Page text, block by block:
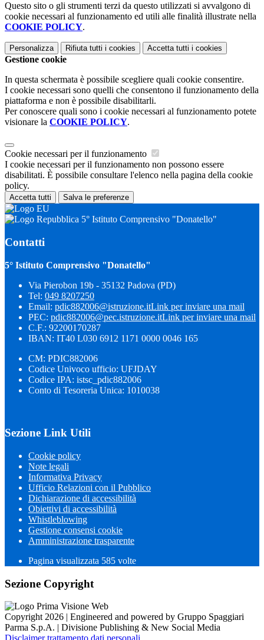
Questo sito o gli strumenti terzi da questo utilizzati si avvalgono di
cookie necessari al funzionamento ed utili alle finalità illustrate nella
COOKIE POLICY.
Personalizza Rifiuta tutti i cookies Accetta tutti i cookies
Gestione cookie
In questa schermata è possibile scegliere quali cookie consentire.
I cookie necessari sono quelli che consentono il funzionamento della
piattaforma e non è possibile disabilitarli.
Per conoscere quali sono i cookie necessari al funzionamento potete
visionare la COOKIE POLICY.
Cookie necessari per il funzionamento
I cookie necessari per il funzionamento non possono essere
disabilitati. È possibile consultare l'elenco nella pagina della cookie
policy.
Accetta tutti Salva le preferenze
5° Istituto Comprensivo "Donatello"
Contatti
5° Istituto Comprensivo "Donatello"
Via Pierobon 19b - 35132 Padova (PD)
Tel: 049 8207250
Email: pdic882006@istruzione.itLink per inviare una mail
PEC: pdic882006@pec.istruzione.itLink per inviare una mail
C.F.: 92200170287
IBAN: IT40 L030 6912 1171 0000 0046 165
CM: PDIC882006
Codice Univoco ufficio: UFJDAY
Codice IPA: istsc_pdic882006
Conto di Tesoreria Unica: 1010038
Sezione Link Utili
Cookie policy
Note legali
Informativa Privacy
Ufficio Relazioni con il Pubblico
Dichiarazione di accessibilità
Obiettivi di accessibilità
Whistleblowing
Gestione consensi cookie
Amministrazione trasparente
Pagina visualizzata 585 volte
Sezione Copyright
Copyright 2026 | Engineered and powered by Gruppo Spaggiari
Parma S.p.A. | Divisione Publishing & New Social Media